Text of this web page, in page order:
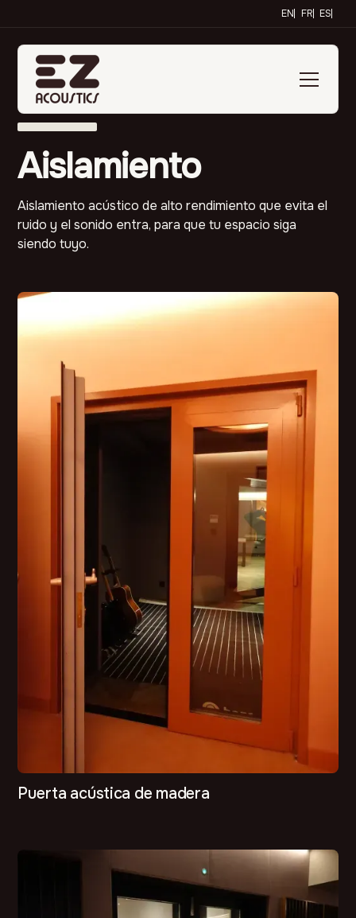
EN FR ES
Aislamiento
Aislamiento acústico de alto rendimiento que evita el
ruido y el sonido entra, para que tu espacio siga
siendo tuyo.
Puerta acústica de madera